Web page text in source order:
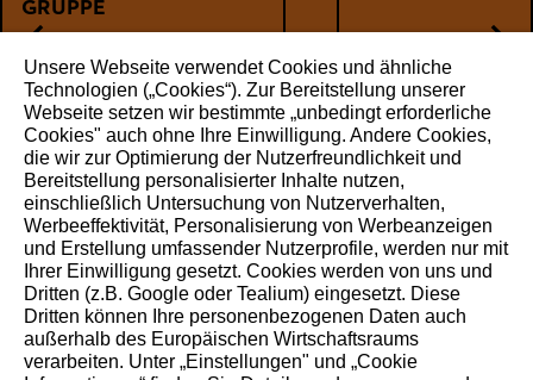
GRUPPE
WEITEREMPFEHLEN
Über STIHL
Die STIHL Gruppe ist ein international tätiger Weltmarkt-
und Technologieführer. Als langfristig orientiertes
Familienunternehmen erleichtert STIHL seit 1926 den
Unsere Webseite verwendet Cookies und ähnliche
Technologien („Cookies“). Zur Bereitstellung unserer
Webseite setzen wir bestimmte „unbedingt erforderliche
Cookies" auch ohne Ihre Einwilligung. Andere Cookies,
die wir zur Optimierung der Nutzerfreundlichkeit und
Bereitstellung personalisierter Inhalte nutzen,
einschließlich Untersuchung von Nutzerverhalten,
Werbeeffektivität, Personalisierung von Werbeanzeigen
und Erstellung umfassender Nutzerprofile, werden nur mit
Ihrer Einwilligung gesetzt. Cookies werden von uns und
Dritten (z.B. Google oder Tealium) eingesetzt. Diese
Dritten können Ihre personenbezogenen Daten auch
außerhalb des Europäischen Wirtschaftsraums
verarbeiten. Unter „Einstellungen" und „Cookie